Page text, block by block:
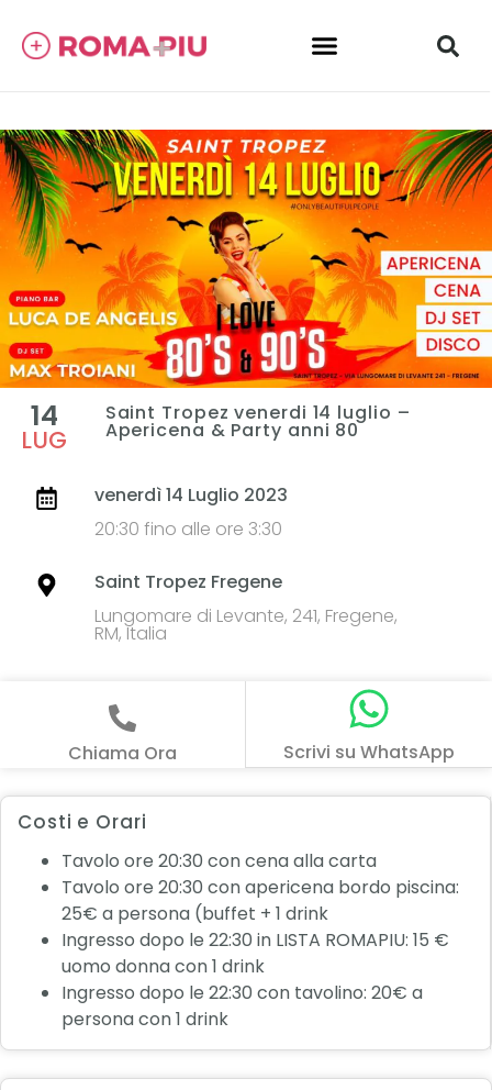
14
LUG
Saint Tropez venerdi 14 luglio –
Apericena & Party anni 80
venerdì 14 Luglio 2023
20:30 fino alle ore 3:30
Saint Tropez Fregene
Lungomare di Levante, 241, Fregene,
RM, Italia
Chiama Ora Scrivi su WhatsApp
Costi e Orari
Tavolo ore 20:30 con cena alla carta
Tavolo ore 20:30 con apericena bordo piscina:
25€ a persona (buffet + 1 drink
Ingresso dopo le 22:30 in LISTA ROMAPIU: 15 €
uomo donna con 1 drink
Ingresso dopo le 22:30 con tavolino: 20€ a
persona con 1 drink